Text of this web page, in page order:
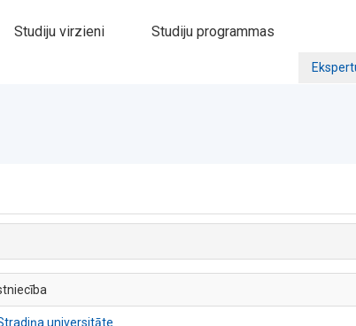
Studiju virzieni Studiju programmas
universitāte